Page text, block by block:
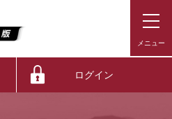
ログイン